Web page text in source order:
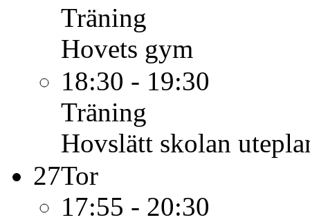
Träning
Hovets gym
18:30 - 19:30
Träning
Hovslätt skolan
27Tor
17:55 - 20:30